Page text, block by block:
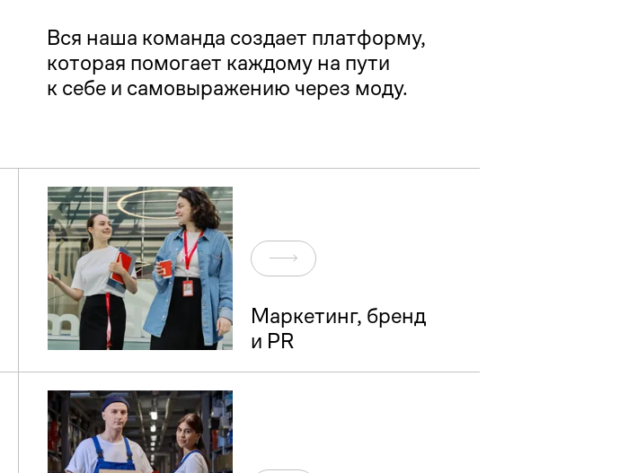
Вся наша команда создает платформу,
которая помогает каждому на пути
к себе и самовыражению через моду.
Маркетинг, бренд
и PR
Перейти